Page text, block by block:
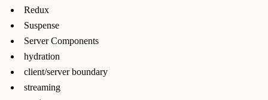
Redux
Suspense
Server Components
hydration
client/server boundary
streaming